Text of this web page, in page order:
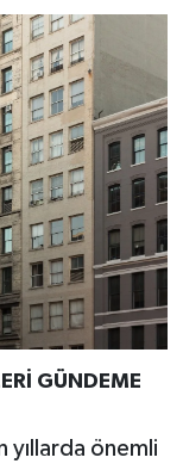
GÜNDEME
önemli